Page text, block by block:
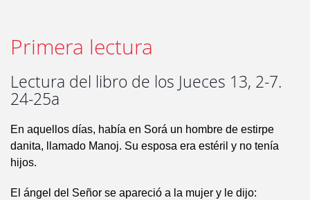
Primera lectura
Lectura del libro de los Jueces 13, 2-7.
24-25a
En aquellos días, había en Sorá un hombre de estirpe
danita, llamado Manoj. Su esposa era estéril y no tenía
hijos.
El ángel del Señor se apareció a la mujer y le dijo: